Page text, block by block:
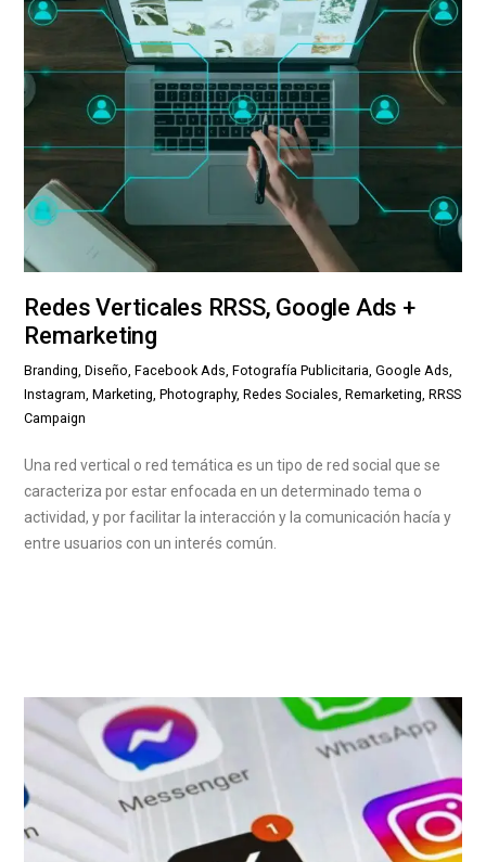
Redes Verticales RRSS, Google Ads +
Remarketing
Branding, Diseño, Facebook Ads, Fotografía Publicitaria, Google Ads,
Instagram, Marketing, Photography, Redes Sociales, Remarketing, RRSS
Campaign
Una red vertical o red temática es un tipo de red social que se
caracteriza por estar enfocada en un determinado tema o
actividad, y por facilitar la interacción y la comunicación hacía y
entre usuarios con un interés común.